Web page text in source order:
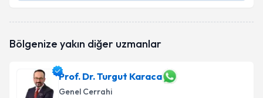
oluşturun. Size bu uzmandan randevu almanız için bir
Bölgenize yakın diğer uzmanlar
Prof. Dr. Turgut Karaca
Genel Cerrahi